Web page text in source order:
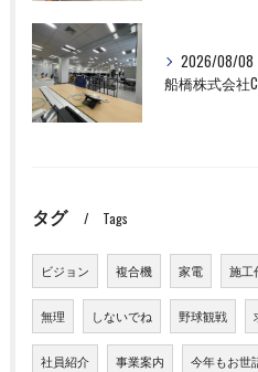
2026/08/08
タグ Tags
ビジョン 複合機 家電 施工
無理 しないでね 野球観戦
社員紹介 事業案内 今年もお世